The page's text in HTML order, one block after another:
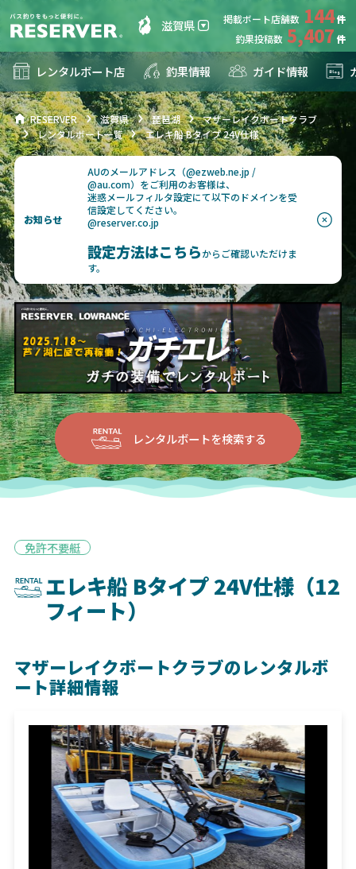
滋賀県 掲載ボート店舗数 144
釣果投稿数 5,407
レンタルボート店 釣果情報 ガイド情報
RESERVER 滋賀県 琵琶湖
マザーレイクボートクラブ
レンタルボート一覧
エレキ船 Bタイプ 24V仕様
お知らせ
AUのメールアドレス（@ezweb.ne.jp /
@au.com）をご利用のお客様は、
迷惑メールフィルタ設定にて以下のドメインを受
信設定してください。
@reserver.co.jp
設定方法はこちらからご確認いただけま
す。
レンタルボートを検索する
免許不要艇
エレキ船 Bタイプ 24V仕様（12
フィート）
マザーレイクボートクラブのレンタルボ
ート詳細情報